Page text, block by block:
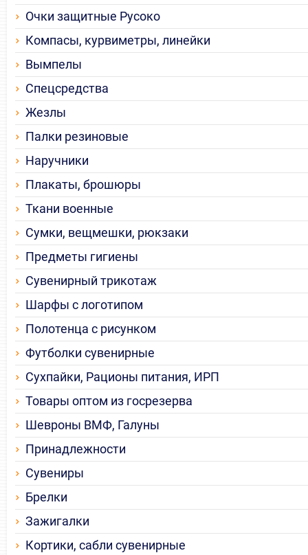
Очки защитные Русоко
Компасы, курвиметры, линейки
Вымпелы
Спецсредства
Жезлы
Палки резиновые
Наручники
Плакаты, брошюры
Ткани военные
Сумки, вещмешки, рюкзаки
Предметы гигиены
Сувенирный трикотаж
Шарфы с логотипом
Полотенца с рисунком
Футболки сувенирные
Сухпайки, Рационы питания, ИРП
Товары оптом из госрезерва
Шевроны ВМФ, Галуны
Принадлежности
Сувениры
Брелки
Зажигалки
Кортики, сабли сувенирные